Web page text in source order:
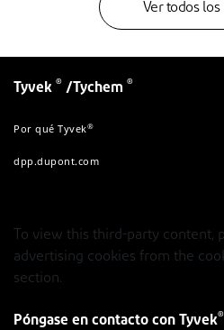
Ver todos los
Tyvek ® /Tychem ®
Por qué Tyvek®
dpp.dupont.com
To view this third-party content,
advertising cookies from the
section.
Póngase en contacto con Tyvek®